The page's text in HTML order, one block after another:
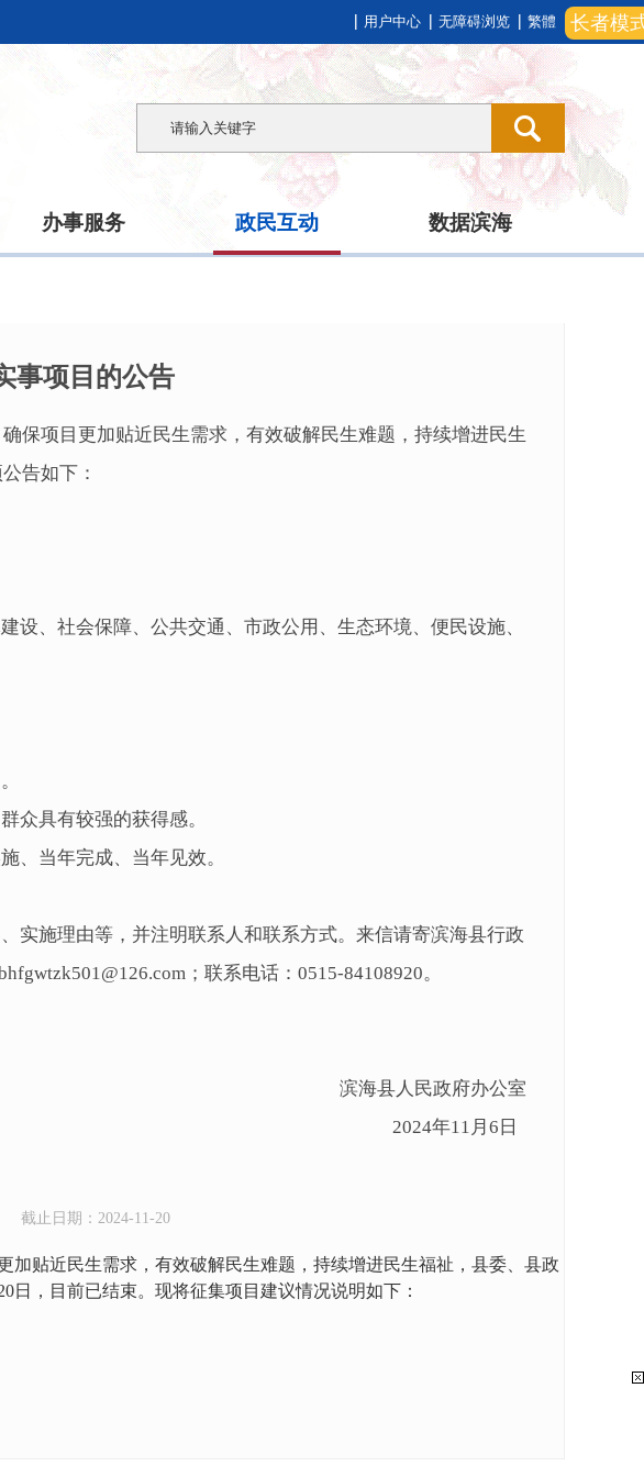
长者模
用户中心 无障碍浏览 繁體
办事服务 政民互动 数据滨海
事项目的公告
保项目更加贴近民生需求，有效破解民生难题，持续增进民生
告如下：
、社会保障、公共交通、市政公用、生态环境、便民设施、
众具有较强的获得感。
、当年完成、当年见效。
实施理由等，并注明联系人和联系方式。来信请寄滨海县行政
；联系电话：0515-84108920。
滨海县人民政府办公室
2024年11月6日
截止日期：2024-11-20
贴近民生需求，有效破解民生难题，持续增进民生福祉，县委、县政
日，目前已结束。现将征集项目建议情况说明如下：